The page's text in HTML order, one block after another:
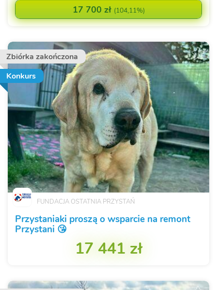
17 700 zł (104,11%)
Zbiórka zakończona
Konkurs
FUNDACJA OSTATNIA PRZYSTAŃ
Przystaniaki proszą o wsparcie na remont
Przystani 😘
17 441 zł